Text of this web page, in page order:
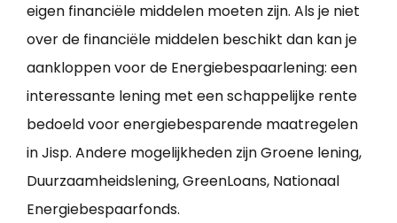
eigen financiële middelen moeten zijn. Als je niet
over de financiële middelen beschikt dan kan je
aankloppen voor de Energiebespaarlening: een
interessante lening met een schappelijke rente
bedoeld voor energiebesparende maatregelen
in Jisp. Andere mogelijkheden zijn Groene lening,
Duurzaamheidslening, GreenLoans, Nationaal
Energiebespaarfonds.